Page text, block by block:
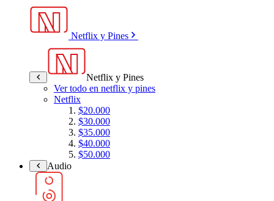
Netflix y Pines
Netflix y Pines
Ver todo en netflix y pines
Netflix
$20.000
$30.000
$35.000
$40.000
$50.000
Audio